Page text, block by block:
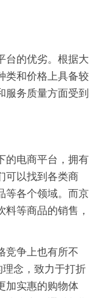
台的优劣。根据大
类和价格上具备较
服务质量方面受到
的电商平台，拥有
可以找到各类商
等各个领域。而京
等商品的销售，
竞争上也有所不
理念，致力于打折
加实惠的购物体